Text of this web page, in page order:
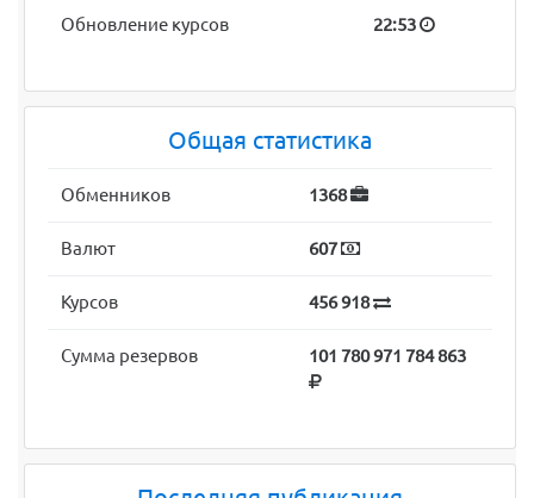
Обновление курсов 22:53
Общая статистика
Обменников 1368
Валют 607
Курсов 456 918
Сумма резервов 101 780 971 784 863